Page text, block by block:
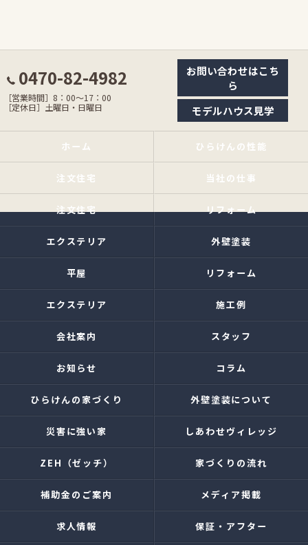
0470-82-4982
［営業時間］8：00〜17：00
［定休日］土曜日・日曜日
お問い合わせはこち
ら
モデルハウス見学
ホーム ひらけんの性能
注文住宅 当社の仕事
注文住宅 リフォーム
エクステリア 外壁塗装
平屋 リフォーム
エクステリア 施工例
会社案内 スタッフ
お知らせ コラム
ひらけんの家づくり 外壁塗装について
災害に強い家 しあわせヴィレッジ
ZEH（ゼッチ） 家づくりの流れ
補助金のご案内 メディア掲載
求人情報 保証・アフター